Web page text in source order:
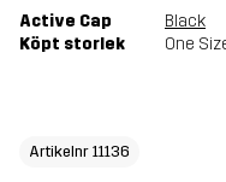
Active Cap
Black
Köpt storlek
One
Artikelnr 11136